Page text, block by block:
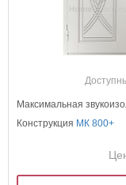
Максимальная
Конструкция МК 800+